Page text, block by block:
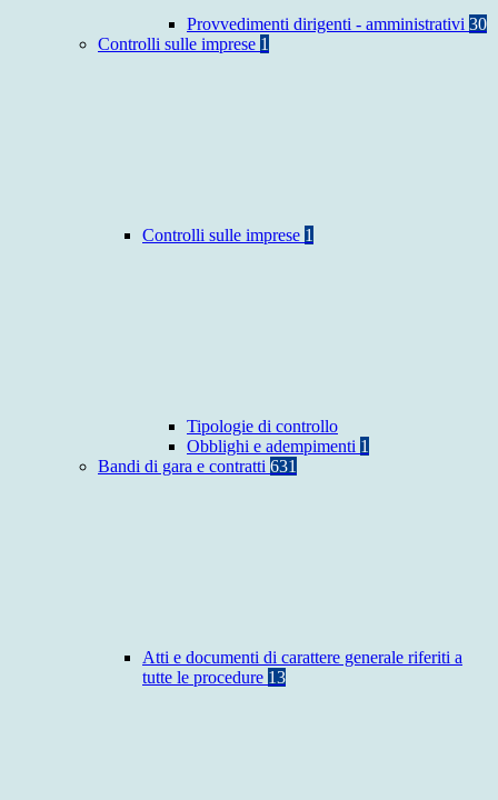
Provvedimenti dirigenti - amministrativi 30
Controlli sulle imprese 1
Controlli sulle imprese 1
Tipologie di controllo
Obblighi e adempimenti 1
Bandi di gara e contratti 631
Atti e documenti di carattere generale riferiti a
tutte le procedure 13